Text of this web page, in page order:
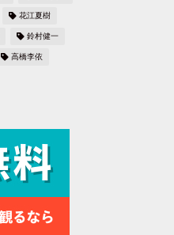
花江夏樹
鈴村健一
高橋李依